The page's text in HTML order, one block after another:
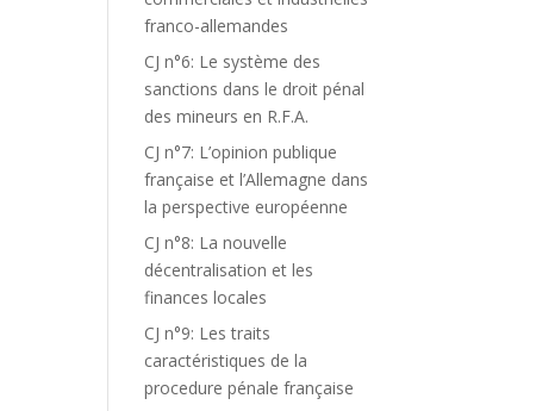
franco-allemandes
CJ n°6: Le système des
sanctions dans le droit pénal
des mineurs en R.F.A.
CJ n°7: L’opinion publique
française et l’Allemagne dans
la perspective européenne
CJ n°8: La nouvelle
décentralisation et les
finances locales
CJ n°9: Les traits
caractéristiques de la
procedure pénale française